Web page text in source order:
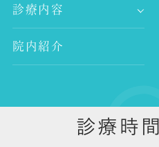
診療内容
院内紹介